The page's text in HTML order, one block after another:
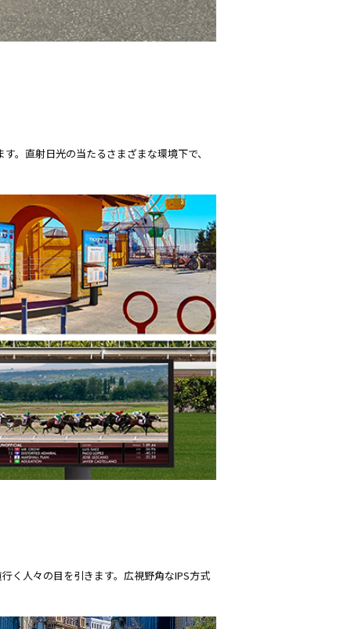
。直射日光の当たるさまざまな環境下で、
く人々の目を引きます。広視野角なIPS方式